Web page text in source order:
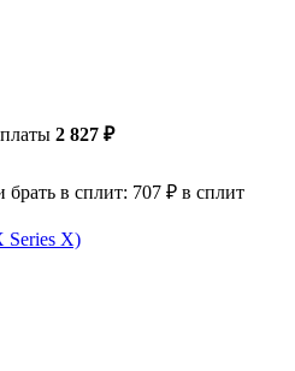
2 827 ₽
в сплит: 707 ₽ в сплит
Series X)